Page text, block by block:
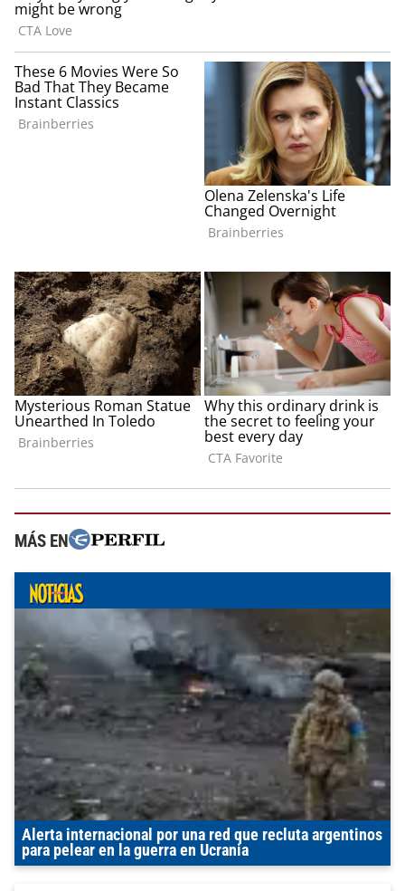
MÁS EN
Alerta internacional por una red que recluta argentinos
para pelear en la guerra en Ucrania